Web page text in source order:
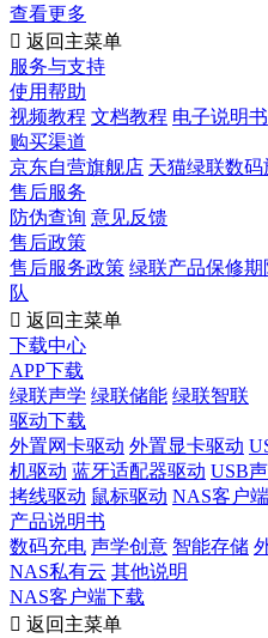
查看更多
 返回主菜单
服务与支持
使用帮助
视频教程 文档教程 电子说明书
购买渠道
京东自营旗舰店 天猫绿联数码
售后服务
防伪查询 意见反馈
售后政策
售后服务政策 绿联产品保修期
队
 返回主菜单
下载中心
APP下载
绿联声学 绿联储能 绿联智联
驱动下载
外置网卡驱动 外置显卡驱动
机驱动 蓝牙适配器驱动 USB
拷线驱动 鼠标驱动 NAS客户端
产品说明书
数码充电 声学创意 智能存储
NAS私有云 其他说明
NAS客户端下载
 返回主菜单